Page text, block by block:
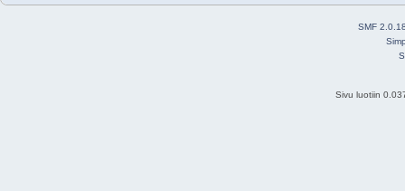
SMF
Sivu luotiin